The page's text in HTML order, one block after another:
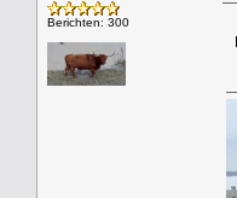
Berichten: 300